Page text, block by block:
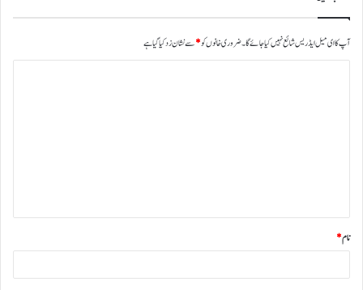
آپ کا ای میل ایڈریس شائع نہیں کیا جائے گا۔ضروری خانوں کو*سے نشان زد کیا گیا ہے
نام*